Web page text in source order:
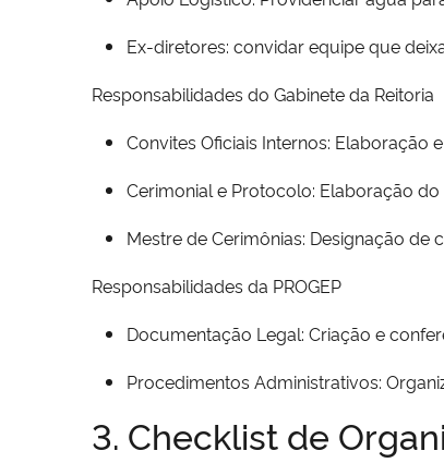
Ex-diretores: convidar equipe que
Responsabilidades do Gabinete da Reitoria
Convites Oficiais Internos:
Cerimonial e Protocolo: Elaboração
Mestre de Cerimônias: Designação de
Responsabilidades da PROGEP
Documentação Legal: Criação e
Procedimentos Administrativos:
3. Checklist de